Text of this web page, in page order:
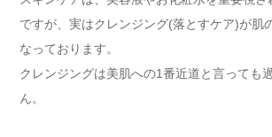
ですが、実はクレンジング(落とすケア)が肌
なっております。
クレンジングは美肌への1番近道と言っても
ん。